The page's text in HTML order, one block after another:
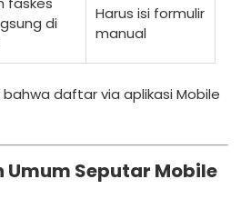
di
Harus isi formulir
manual
daftar via aplikasi Mobile
Umum Seputar Mobile